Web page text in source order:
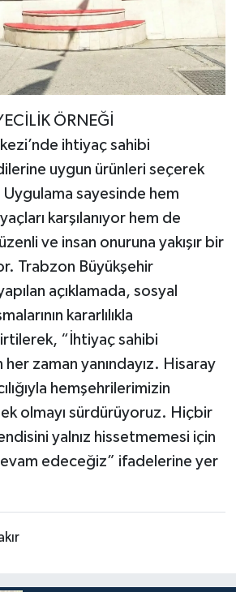
ÖRNEĞİ
ihtiyaç sahibi
uygun ürünleri seçerek
sayesinde hem
karşılanıyor hem de
ve insan onuruna yakışır bir
Trabzon Büyükşehir
açıklamada, sosyal
kararlılıkla
“İhtiyaç sahibi
her zaman yanındayız. Hisaray
hemşehrilerimizin
olmayı sürdürüyoruz. Hiçbir
yalnız hissetmemesi için
edeceğiz” ifadelerine yer